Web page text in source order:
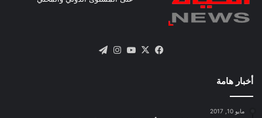
فيسبوك
X يوتيوبانستقرام
أخبار هامة
مايو 10, 2017